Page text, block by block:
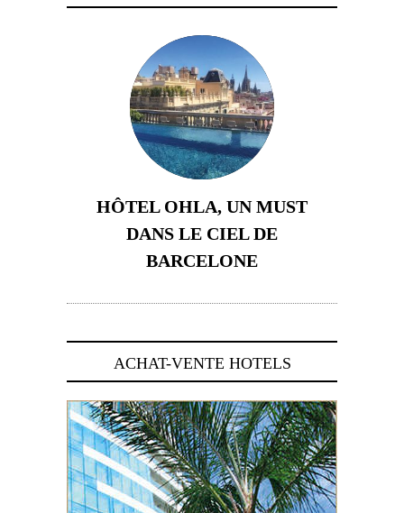
HÔTEL OHLA, UN MUST
DANS LE CIEL DE
BARCELONE
ACHAT-VENTE HOTELS